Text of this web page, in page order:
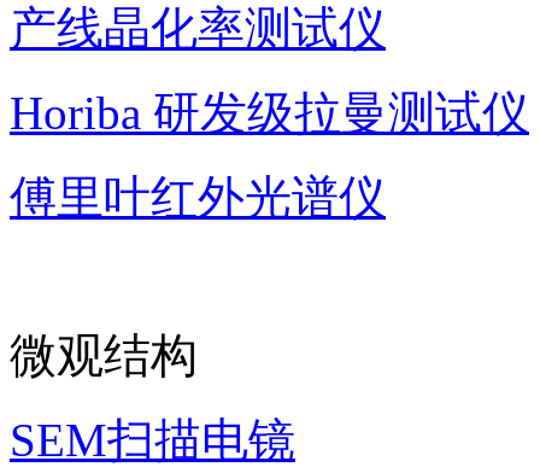
产线晶化率测试仪
Horiba 研发级拉曼测试仪
傅里叶红外光谱仪
微观结构
SEM扫描电镜